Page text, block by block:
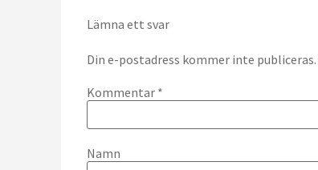
Lämna ett svar
Din e-postadress kommer inte publiceras.
Kommentar *
Namn